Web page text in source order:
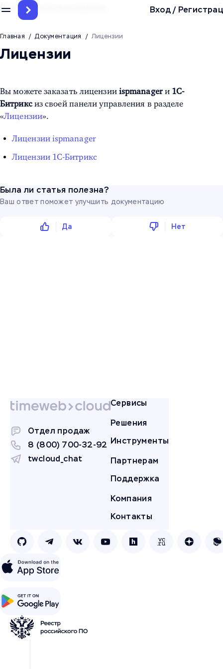
Вход/
Другие услуги и сервисы
Главная / Документация / Лицензии
Лицензии
Вы можете заказать лицензии ispmanagerи 1C-
Битриксиз своей панели управления в разделе
«Лицензии».
Лицензии ispmanager
Лицензии 1С-Битрикс
Была ли статья полезна?
Ваш ответ поможет улучшить документацию
Да Нет
Отдел продаж
8 (800) 700-32-92
twcloud_chat
Сервисы
Решения
Инструменты
Партнерам
Поддержка
Компания
Контакты